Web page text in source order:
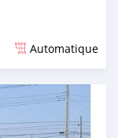
Automatique